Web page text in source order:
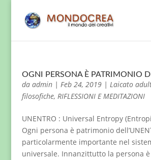
OGNI PERSONA È PATRIMONIO
da admin| Feb 24, 2019| Laicato
filosofiche, RIFLESSIONI E MEDITAZIONI
UNENTRO : Universal Entropy
Ogni persona è patrimonio
particolarmente importante nel
universale. Innanzittutto la persona